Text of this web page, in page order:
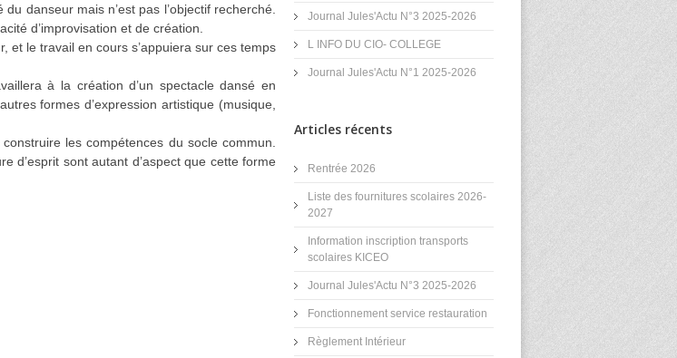
danseur mais n’est pas l’objectif recherché.
d’improvisation et de création.
et le travail en cours s’appuiera sur ces temps
à la création d’un spectacle dansé en
formes d’expression artistique (musique,
les compétences du socle commun.
d’esprit sont autant d’aspect que cette forme
Journal Jules'Actu N°3 2025-2026
L INFO DU CIO- COLLEGE
Journal Jules'Actu N°1 2025-2026
Articles récents
Rentrée 2026
Liste des fournitures scolaires 2026-
2027
Information inscription transports
scolaires KICEO
Journal Jules'Actu N°3 2025-2026
Fonctionnement service restauration
Règlement Intérieur